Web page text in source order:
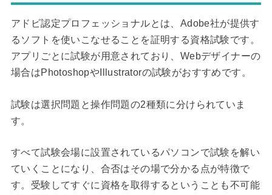
アドビ認定プロフェッショナルとは、Adobe社が提供す
るソフトを使いこなせることを証明する資格試験です。
アプリごとに試験が用意されており、Webデザイナーの
場合はPhotoshopやIllustratorの試験がおすすめです。
試験は選択問題と操作問題の2種類に分けられていま
す。
すべて試験会場に設置されているパソコンで試験を解い
ていくことになり、合否はその場で分かる点が特徴で
す。受験してすぐに資格を取得するということも不可能